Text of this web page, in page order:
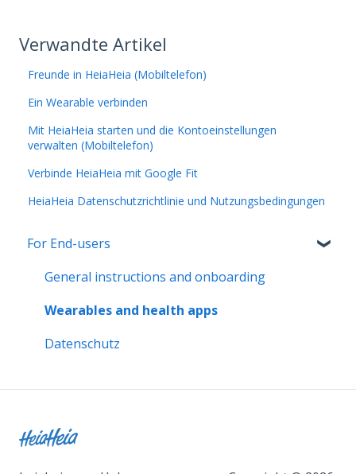
Verwandte Artikel
Freunde in HeiaHeia (Mobiltelefon)
Ein Wearable verbinden
Mit HeiaHeia starten und die Kontoeinstellungen
verwalten (Mobiltelefon)
Verbinde HeiaHeia mit Google Fit
HeiaHeia Datenschutzrichtlinie und Nutzungsbedingungen
For End-users
General instructions and onboarding
Wearables and health apps
Datenschutz